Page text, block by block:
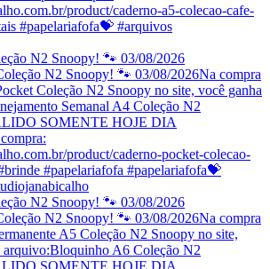
N2 Snoopy! 🐾 03/08/2026
N2 Snoopy! 🐾 03/08/2026